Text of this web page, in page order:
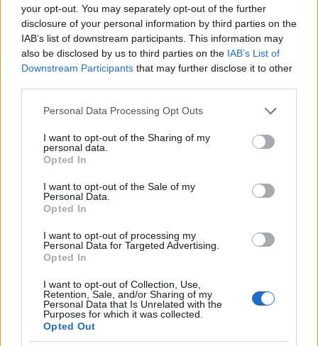
your opt-out. You may separately opt-out of the further
disclosure of your personal information by third parties on the
IAB’s list of downstream participants. This information may
also be disclosed by us to third parties on the IAB’s List of
Downstream Participants that may further disclose it to other
Please note that this website/app uses one or more Google
not limited to your visit or usage behaviour. You may click to
grant or deny consent to Google and its third-party tags to
use your data for below specified purposes in below Google
consent section.
Personal Data Processing Opt Outs
I want to opt-out of the Sharing of my
personal data.
Opted In
I want to opt-out of the Sale of my
Personal Data.
Opted In
I want to opt-out of processing my
Personal Data for Targeted Advertising.
Opted In
I want to opt-out of Collection, Use,
Retention, Sale, and/or Sharing of my
Personal Data that Is Unrelated with the
Purposes for which it was collected.
Opted Out
d’accordo con M.M.La mia opinione sulla ALAC
“constituency” della quale faccio parte attraverso
InternetSociety Italia, è che questo conflitto di
interessi non ci sia, considerando gli scambi
continui entro ICANN tra gli utentideiservizi e le
“supporting organizations” che forniscono i servizi,
e offerta.Circa il ruolo del Board, la mia opinione è
ci vogliano dei contrappesi
indipendenti ma infine ci vogliono
meccanismi
decisionali efficaci
M.M. poiché ritengo che il Board sin qui non abbia
ecceduto nei propri poteri.
Il CATTIVO come riconosciuto da M.M.
ICANN ha di fatto il monopolio sulle funzioni di